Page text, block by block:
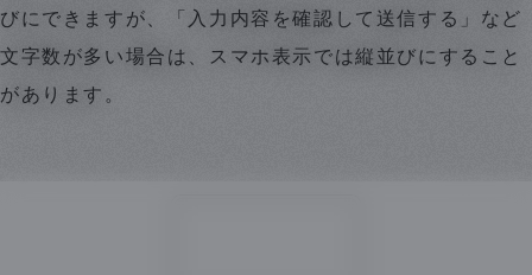
びにできますが、「入力内容を確認して送信する」など
文字数が多い場合は、スマホ表示では縦並びにすること
があります。